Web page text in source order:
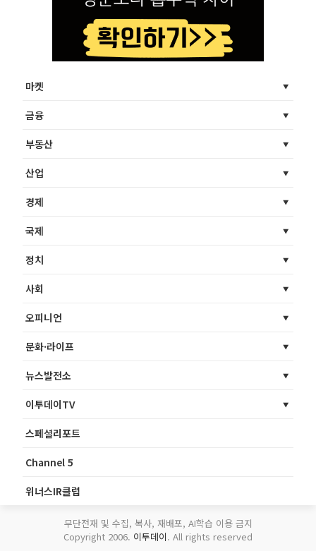
마켓
금융
부동산
산업
경제
국제
정치
사회
오피니언
문화·라이프
뉴스발전소
이투데이TV
스페셜리포트
Channel 5
위너스IR클럽
무단전재 및 수집, 복사, 재배포, AI학습 이용 금지
Copyright 2006. 이투데이. All rights reserved